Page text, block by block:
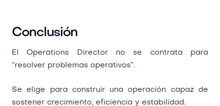
Conclusión
El Operations Director no se contrata para
“resolver problemas operativos”.
Se elige para construir una operación capaz de
sostener crecimiento, eficiencia y estabilidad.